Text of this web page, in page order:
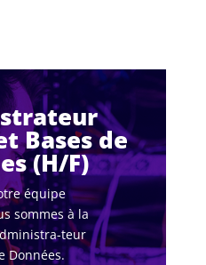
Bases de
(H/F)
équipe
sommes à la
teur
Données.